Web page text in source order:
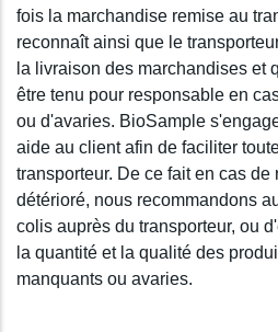
fois la marchandise remise au
reconnaît ainsi que le
la livraison des marchandises et
être tenu pour responsable en
ou d'avaries. BioSample
aide au client afin de faciliter
transporteur. De ce fait en cas
détérioré, nous recommandons
colis auprès du transporteur, ou
la quantité et la qualité des
manquants ou avaries.